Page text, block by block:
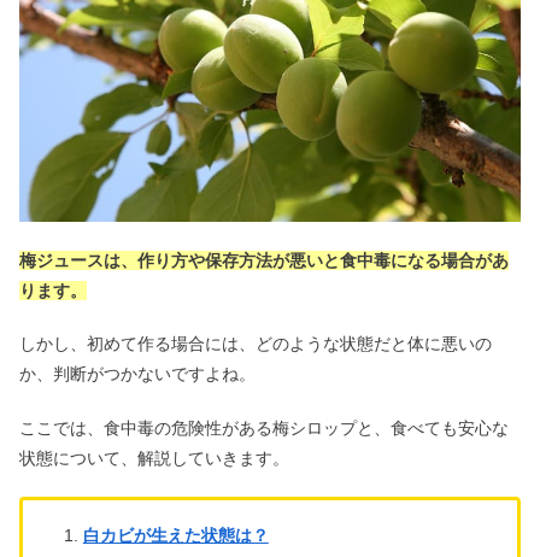
メープルシロップは健康に悪い？はち
みつとの違いやカビの危険性
睡眠音楽は危険？自律神経・α波・耳
鳴りへの効果＆528ヘルツとは
ZONeエナジードリンクがやばい・体
キンミヤ焼酎・甲類焼酎は体に悪い&
二重になる前兆はいつから？
梅ジュースは、作り方や保存方法が悪いと食中毒になる場合があ
ります。
しかし、初めて作る場合には、どのような状態だと体に悪いの
か、判断がつかないですよね。
ここでは、食中毒の危険性がある梅シロップと、食べても安心な
状態について、解説していきます。
白カビが生えた状態は？